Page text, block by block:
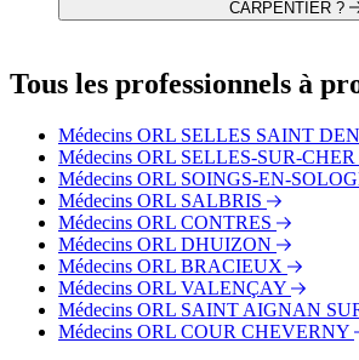
CARPENTIER ?
Dr. Chloé CARPENTIER :
Dr. Charles-Édouard ROUF
Dr. Khaled NEZZAR
Tous les professionnels à
Médecins ORL SELLES SAINT
Médecins ORL SELLES-SUR-CHER
Médecins ORL SOINGS-EN-
Médecins ORL SALBRIS
Médecins ORL CONTRES
Médecins ORL DHUIZON
Médecins ORL BRACIEUX
Médecins ORL VALENÇAY
Médecins ORL SAINT AIGNAN
Médecins ORL COUR CHEVERNY